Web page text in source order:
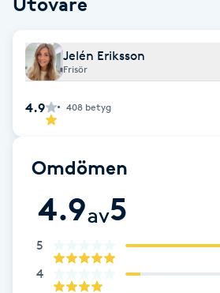
Face framing
Faceliftmassage
Fillers
Jelén Eriksson
Frisör
4.9 408 betyg
Omdömen
4.9av5
5
4